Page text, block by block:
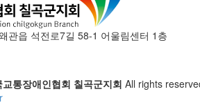
관읍 석전로7길 58-1 어울림센터 1층
통장애인협회 칠곡군지회 All rights